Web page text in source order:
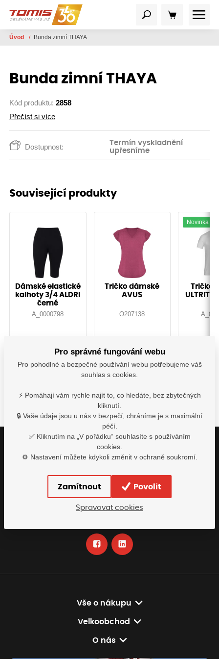
Úvod / Bunda zimní THAYA
Bunda zimní THAYA
Kód produktu: 2858
Přečíst si více
Dostupnost:
Termín vyskladnění
upřesníme
Související produkty
Dámské elastické
kalhoty 3/4 ALDRI
černé
A_0000798
315,40Kč
s DPH
Tričko dámské
AVUS
O207138
172,10Kč
s DPH
Detail
Novinka
Tričko
Buďte s námi v kontaktu
info@tomiscz.cz
+420 318 618 230
Vše o nákupu
Velkoobchod
O nás
Pro správné fungování webu
Pro pohodlné a bezpečné používání webu potřebujeme váš
souhlas s cookies.
⚡ Pomáhají vám rychle najít to, co hledáte, bez zbytečných
kliknutí.
🔒 Vaše údaje jsou u nás v bezpečí, chráníme je s maximální
péčí.
✅ Kliknutím na „V pořádku“ souhlasíte s používáním
cookies.
⚙️ Nastavení můžete kdykoli změnit v ochraně soukromí.
Zamítnout Povolit
Spravovat cookies